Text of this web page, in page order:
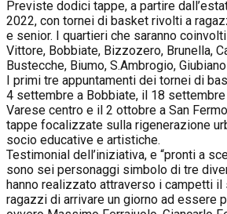
Previste dodici tappe, a partire
2022, con tornei di basket rivolti a
e senior. I quartieri che saranno
Vittore, Bobbiate, Bizzozero, Brunella,
Bustecche, Biumo, S.Ambrogio,
I primi tre appuntamenti dei tornei di
4 settembre a Bobbiate, il 18 settembre
Varese centro e il 2 ottobre a San
tappe focalizzate sulla rigenerazione
socio educative e artistiche.
Testimonial dell’iniziativa, e “pronti a
sono sei personaggi simbolo di tre
hanno realizzato attraverso i campetti
ragazzi di arrivare un giorno ad essere